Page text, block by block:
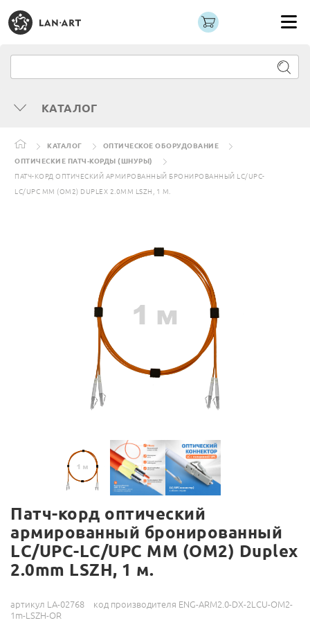
КАТАЛОГ
КАТАЛОГ
ОПТИЧЕСКОЕ ОБОРУДОВАНИЕ
ОПТИЧЕСКИЕ ПАТЧ-КОРДЫ (ШНУРЫ)
ПАТЧ-КОРД ОПТИЧЕСКИЙ АРМИРОВАННЫЙ БРОНИРОВАННЫЙ LC/UPC-
LC/UPC MM (OM2) DUPLEX 2.0MM LSZH, 1 М.
Патч-корд оптический
армированный бронированный
LC/UPC-LC/UPC MM (OM2) Duplex
2.0mm LSZH, 1 м.
артикул LA-02768
код производителя ENG-ARM2.0-DX-2LCU-OM2-
1m-LSZH-OR